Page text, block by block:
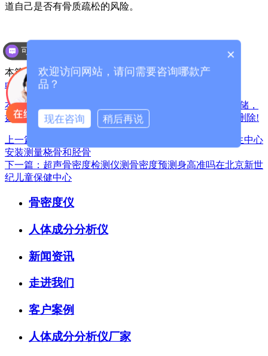
道自己是否有骨质疏松的风险。
厂家咨询电话：13626329298（微信同号）
本篇文章网址： /index.php?
m=home&c=View&a=index&aid=1351
本站声明:网站部分内容及图片来源于网络,本站只提供存储，
如有侵权,请联系我们,QQ: 325925638 ，我们将第一时间删除!
上一篇：儿童超声波骨密度测量仪四川南充新建社区卫生中心
安装测量桡骨和胫骨
下一篇：超声骨密度检测仪测骨密度预测身高准吗在北京新世
纪儿童保健中心
骨密度仪
人体成分分析仪
新闻资讯
走进我们
客户案例
人体成分分析仪厂家
×
欢迎访问网站，请问需要咨询哪款产
品？
现在咨询 稍后再说